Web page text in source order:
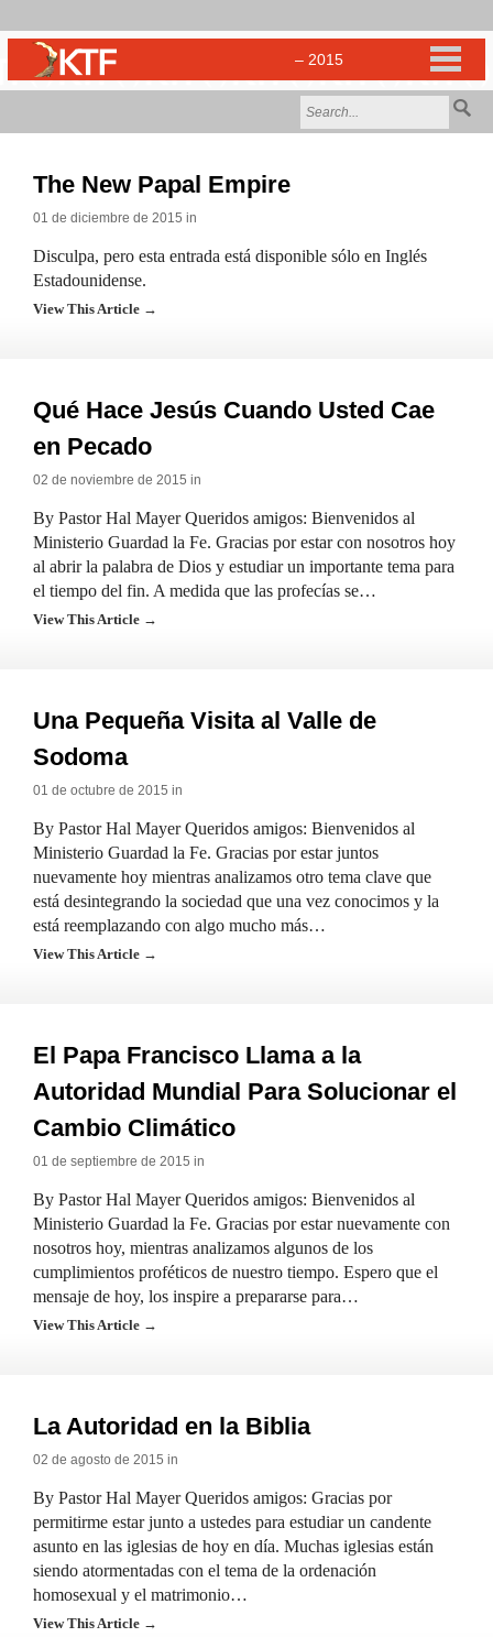
The New Papal Empire
01 de diciembre de 2015 in
Disculpa, pero esta entrada está disponible sólo en Inglés
Estadounidense.
View This Article →
Qué Hace Jesús Cuando Usted Cae
en Pecado
02 de noviembre de 2015 in
By Pastor Hal Mayer Queridos amigos: Bienvenidos al
Ministerio Guardad la Fe. Gracias por estar con nosotros hoy
al abrir la palabra de Dios y estudiar un importante tema para
el tiempo del fin. A medida que las profecías se…
View This Article →
Una Pequeña Visita al Valle de
Sodoma
01 de octubre de 2015 in
By Pastor Hal Mayer Queridos amigos: Bienvenidos al
Ministerio Guardad la Fe. Gracias por estar juntos
nuevamente hoy mientras analizamos otro tema clave que
está desintegrando la sociedad que una vez conocimos y la
está reemplazando con algo mucho más…
View This Article →
El Papa Francisco Llama a la
Autoridad Mundial Para Solucionar el
Cambio Climático
01 de septiembre de 2015 in
By Pastor Hal Mayer Queridos amigos: Bienvenidos al
Ministerio Guardad la Fe. Gracias por estar nuevamente con
nosotros hoy, mientras analizamos algunos de los
cumplimientos proféticos de nuestro tiempo. Espero que el
mensaje de hoy, los inspire a prepararse para…
View This Article →
La Autoridad en la Biblia
02 de agosto de 2015 in
By Pastor Hal Mayer Queridos amigos: Gracias por
permitirme estar junto a ustedes para estudiar un candente
asunto en las iglesias de hoy en día. Muchas iglesias están
siendo atormentadas con el tema de la ordenación
homosexual y el matrimonio…
View This Article →